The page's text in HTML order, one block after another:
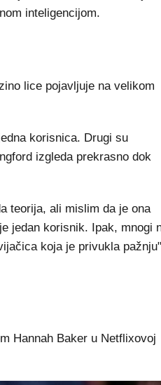
inteligencijom.
lice pojavljuje na velikom
korisnica. Drugi su
izgleda prekrasno dok
teorija, ali mislim da je ona
jedan korisnik. Ipak, mnogi
koja je privukla
Hannah Baker u Netflixovoj